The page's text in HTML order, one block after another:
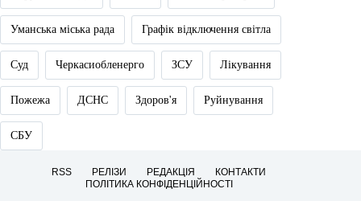
Уманська міська рада Графік відключення світла
Суд Черкасиобленерго ЗСУ Лікування
Пожежа ДСНС Здоров'я Руйнування
СБУ
RSS РЕЛІЗИ РЕДАКЦІЯ
КОНТАКТИ
ПОЛІТИКА КОНФІДЕНЦІЙНОСТІ